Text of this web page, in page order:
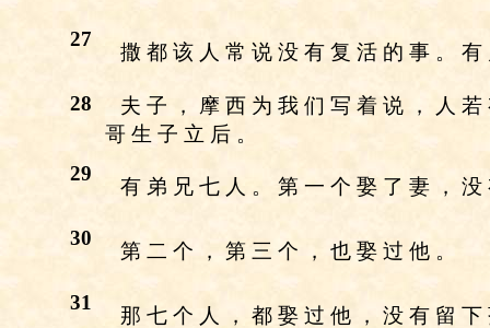
27
撒 都 该 人 常 说 没 有 复 活 的 事 。
28
夫 子 ， 摩 西 为 我 们 写 着 说 ， 人
哥 生 子 立 后 。
29
有 弟 兄 七 人 。 第 一 个 娶 了 妻 ， 没
30
第 二 个 ， 第 三 个 ， 也 娶 过 他 。
31
那 七 个 人 ， 都 娶 过 他 ， 没 有 留 下